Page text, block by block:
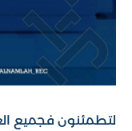
لتطمئنون فجميع